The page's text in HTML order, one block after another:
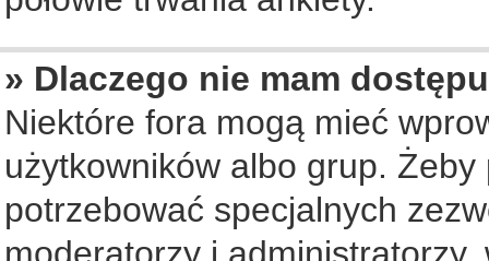
» Dlaczego nie mam
Niektóre fora mogą mieć
użytkowników albo grup.
potrzebować specjalnych